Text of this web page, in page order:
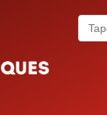
Search
for: